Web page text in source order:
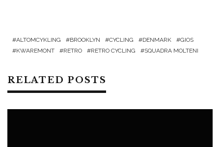
ALTOMCYKLING BROOKLYN CYCLING DENMARK
GIOS
KWAREMONT
RETRO RETRO CYCLING SQUADRA MOLTENI
RELATED POSTS